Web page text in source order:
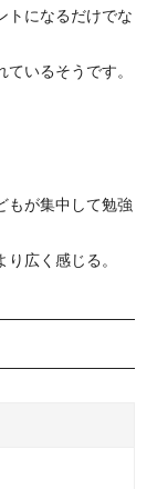
トになるだけでな
いるそうです。
もが集中して勉強
広く感じる。